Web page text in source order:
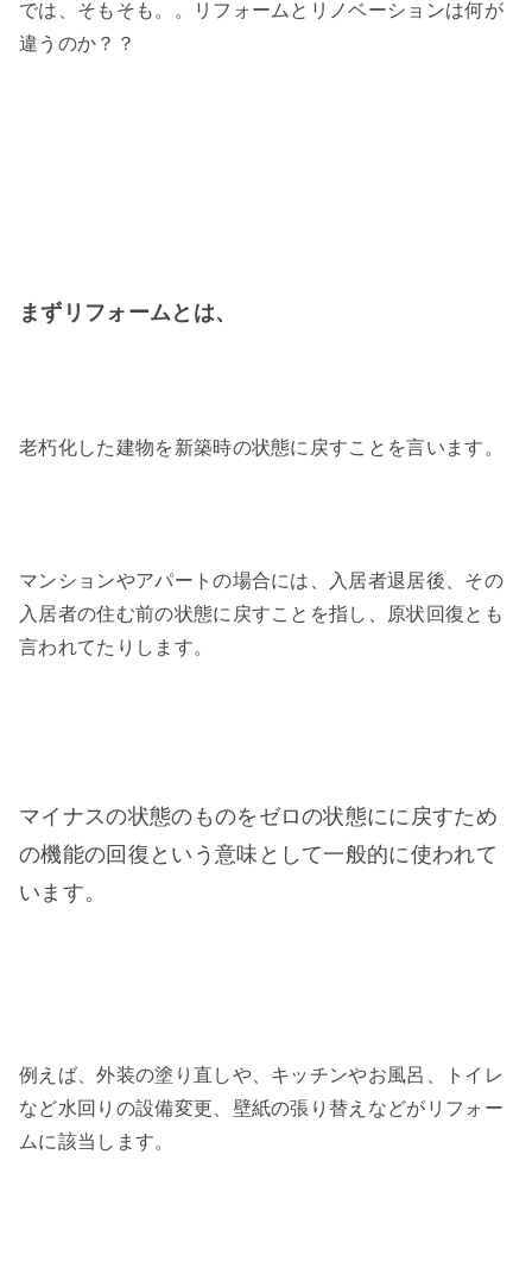
では、そもそも。。リフォームとリノベーションは何が
違うのか？？
まずリフォームとは、
老朽化した建物を新築時の状態に戻すことを言います。
マンションやアパートの場合には、入居者退居後、その
入居者の住む前の状態に戻すことを指し、原状回復とも
言われてたりします。
マイナスの状態のものをゼロの状態にに戻すため
の機能の回復という意味として一般的に使われて
います。
例えば、外装の塗り直しや、キッチンやお風呂、トイレ
など水回りの設備変更、壁紙の張り替えなどがリフォー
ムに該当します。